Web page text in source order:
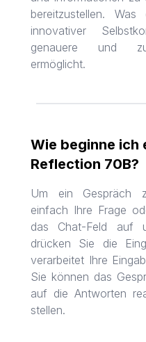
bereitzustellen.
innovativer
genauere und
ermöglicht.
Wie beginne ich
Reflection 70B?
Um ein Gespräch
einfach Ihre Frage
das Chat-Feld auf
drücken Sie die
verarbeitet Ihre
Sie können das
auf die Antworten
stellen.